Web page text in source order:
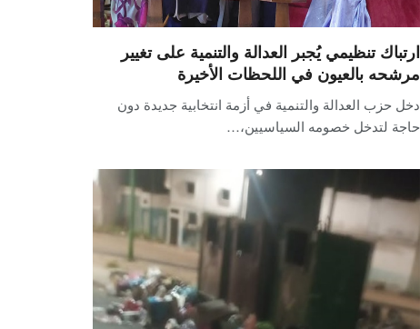
ارتباك تنظيمي يُجبر العدالة والتنمية على تغيير
مرشحه بالعيون في اللحظات الأخيرة
دخل حزب العدالة والتنمية في أزمة انتخابية جديدة دون
حاجة لتدخل خصومه السياسيين،…